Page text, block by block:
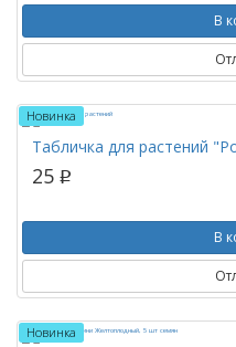
В
Новинка
Табличка для растений
25 p
В
Новинка